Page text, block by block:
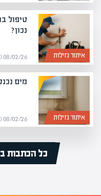
איתור נזילות
טיפול
נכון?
08/02/26 (כ״ב שבט תשפ״ו) | מערכת אפיק
איתור נזילות
מים
08/02/26 (כ״ב שבט תשפ״ו) | מערכת אפיק
כל הכתבות